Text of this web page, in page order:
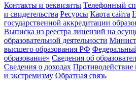
Контакты и реквизиты Телефонный
и свидетельства Ресурсы Карта сайта
государственной аккредитации
Выписка из реестра лицензий на
образовательной деятельности
высшего образования РФ
образование» Сведения об
Сведения о доходах Противодействие
и экстремизму Обратная связь